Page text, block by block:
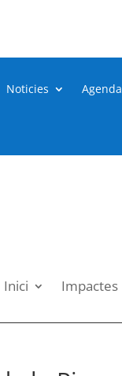
Noticies Agenda
Inici Impactes